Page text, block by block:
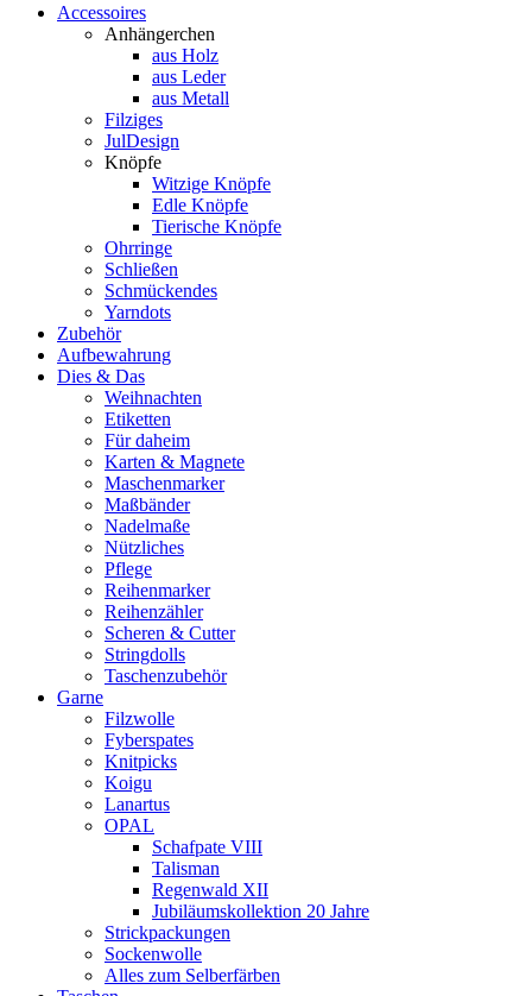
Accessoires
Anhängerchen
aus Holz
aus Leder
aus Metall
Filziges
JulDesign
Knöpfe
Witzige Knöpfe
Edle Knöpfe
Tierische Knöpfe
Ohrringe
Schließen
Schmückendes
Yarndots
Zubehör
Aufbewahrung
Dies & Das
Weihnachten
Etiketten
Für daheim
Karten & Magnete
Maschenmarker
Maßbänder
Nadelmaße
Nützliches
Pflege
Reihenmarker
Reihenzähler
Scheren & Cutter
Stringdolls
Taschenzubehör
Garne
Filzwolle
Fyberspates
Knitpicks
Koigu
Lanartus
OPAL
Schafpate VIII
Talisman
Regenwald XII
Jubiläumskollektion 20 Jahre
Strickpackungen
Sockenwolle
Alles zum Selberfärben